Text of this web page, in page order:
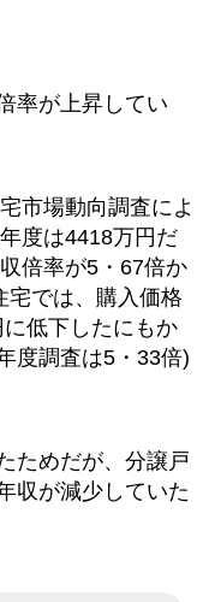
率が上昇してい
市場動向調査によ
度は4418万円だ
倍率が5・67倍か
宅では、購入価格
低下したにもか
度調査は5・33倍)
ためだが、分譲戸
収が減少していた